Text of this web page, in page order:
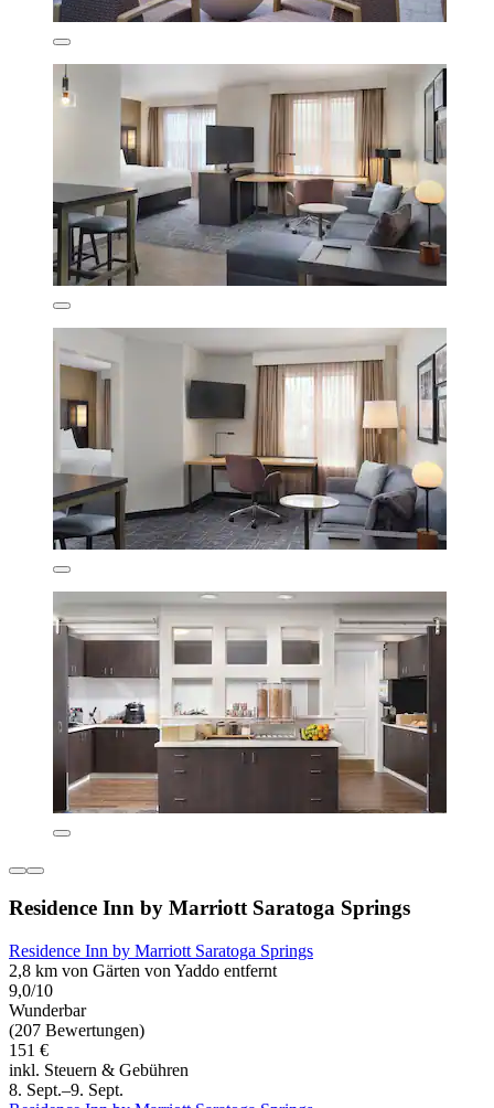
Residence Inn by Marriott Saratoga Springs
Residence Inn by Marriott Saratoga Springs
2,8 km von Gärten von Yaddo entfernt
9,0/10
Wunderbar
(207 Bewertungen)
151 €
inkl. Steuern & Gebühren
8. Sept.–9. Sept.